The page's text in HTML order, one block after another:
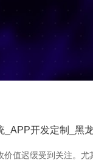
开发定制_黑
值迟缓受到关注。